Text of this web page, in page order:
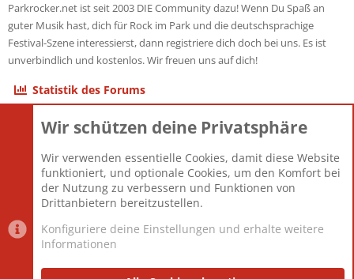
Parkrocker.net ist seit 2003 DIE Community dazu! Wenn Du Spaß an
guter Musik hast, dich für Rock im Park und die deutschsprachige
Festival-Szene interessierst, dann registriere dich doch bei uns. Es ist
unverbindlich und kostenlos. Wir freuen uns auf dich!
Statistik des Forums
Themen
Mitglieder
12.427
Neuestes Mitglied
Berlin
Wir schützen deine Privatsphäre
Wir verwenden essentielle Cookies, damit diese Website
funktioniert, und optionale Cookies, um den Komfort bei
der Nutzung zu verbessern und Funktionen von
Drittanbietern bereitzustellen.
Konfiguriere deine Einstellungen und erhalte weitere
Informationen